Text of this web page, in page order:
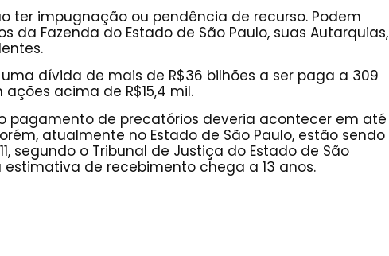
ter impugnação ou pendência de recurso. Podem
da Fazenda do Estado de São Paulo, suas Autarquias,
dívida de mais de R$36 bilhões a ser paga a 309
acima de R$15,4 mil.
pagamento de precatórios deveria acontecer em até
atualmente no Estado de São Paulo, estão sendo
segundo o Tribunal de Justiça do Estado de São
estimativa de recebimento chega a 13 anos.